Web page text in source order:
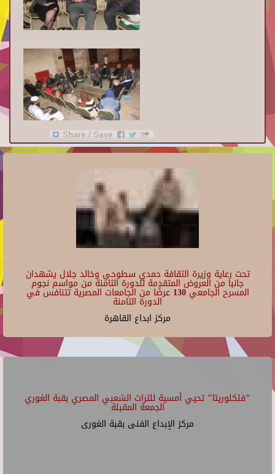
تحت رعاية وزيرة الثقافة حمدي سطوحي وخالد جلال يشهدان
جانبا من العروض المتقدمة للدورة الثامنة من مواسم نجوم
المسرح الجامعي 130 عرضًا من الجامعات المصرية تتنافس في
الدورة الثامنة
مركز ابداع القاهرة
"فلكلوريتا" تحيي أمسية للتراث الشعبي المصري بقبة الغوري
الجمعة المقبلة
مركز الإبداع الفنى بقبة الغورى